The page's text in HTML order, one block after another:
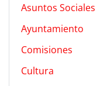
Asuntos Sociales
Ayuntamiento
Comisiones
Cultura